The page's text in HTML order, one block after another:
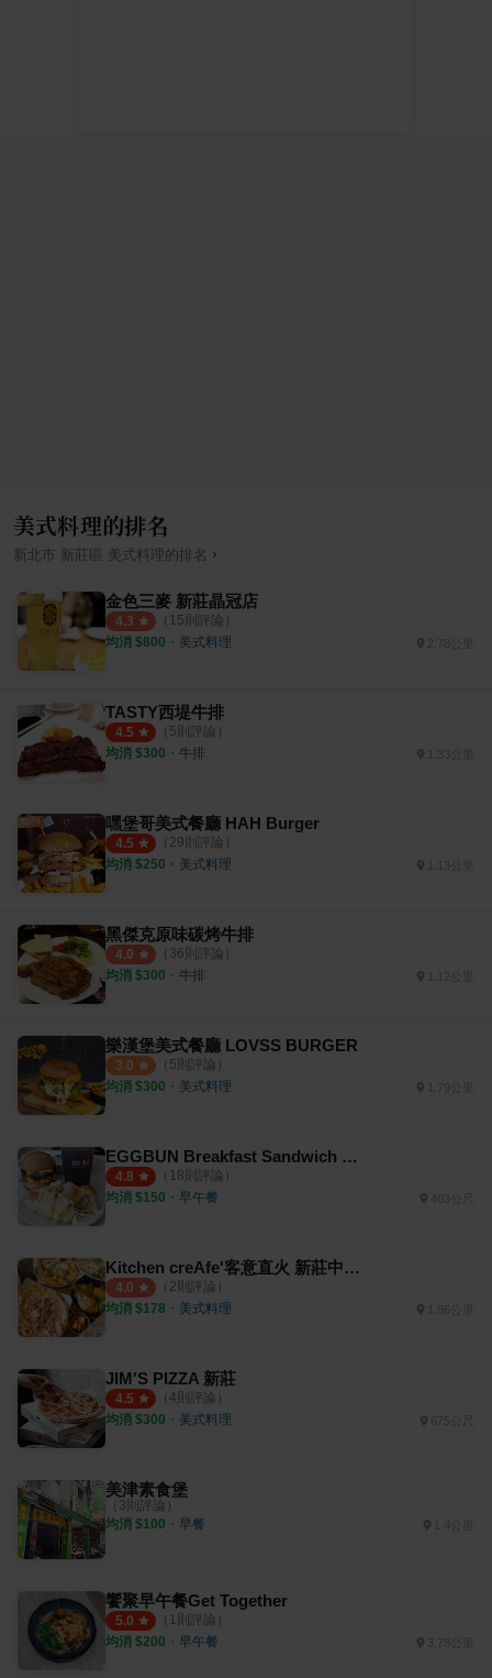
美式料理的排名
新北市 新莊區 美式料理的排名 ›
金色三麥 新莊晶冠店
4.3 （ 15則評論）
均消 $800 ・ 美式料理
TASTY西堤牛排
4.5 （ 5則評論）
均消 $300 ・ 牛排
嘿堡哥美式餐廳 HAH Burger
4.5 （ 29則評論）
均消 $250 ・ 美式料理
黑傑克原味碳烤牛排
4.0 （ 36則評論）
均消 $300 ・ 牛排
樂漢堡美式餐廳 LOVSS BURGER
3.0 （ 5則評論）
均消 $300 ・ 美式料理
EGGBUN Breakfast Sandwich & Espresso新莊
4.8 （ 18則評論）
均消 $150 ・ 早午餐 403公尺
Kitchen creAfe'客意直火 新莊中原店
4.0 （ 2則評論）
均消 $178 ・ 美式料理
JIM'S PIZZA 新莊
4.5 （ 4則評論）
均消 $300 ・ 美式料理 675公尺
美津素食堡
（ 3則評論）
均消 $100 ・ 早餐 1.4公里
饗聚早午餐Get Together
5.0 （ 1則評論）
均消 $200 ・ 早午餐